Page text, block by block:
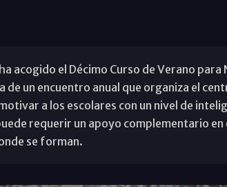
acogido el Décimo Curso de Verano para
de un encuentro anual que organiza el
a los escolares con un nivel de
requerir un apoyo complementario en
se forman.